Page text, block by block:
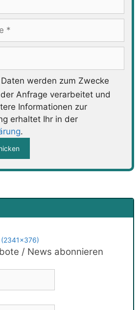
werden zum Zwecke
Anfrage verarbeitet und
Informationen zur
erhaltet Ihr in der
.
/ News abonnieren